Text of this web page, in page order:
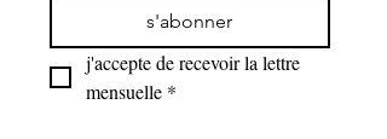
s'abonner
j'accepte de recevoir la lettre
mensuelle *